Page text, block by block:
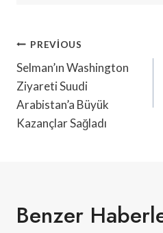
Yazı
Gezinmesi
PREVIOUS
Selman’ın Washington
Ziyareti Suudi
Arabistan’a Büyük
Kazançlar Sağladı
Benzer